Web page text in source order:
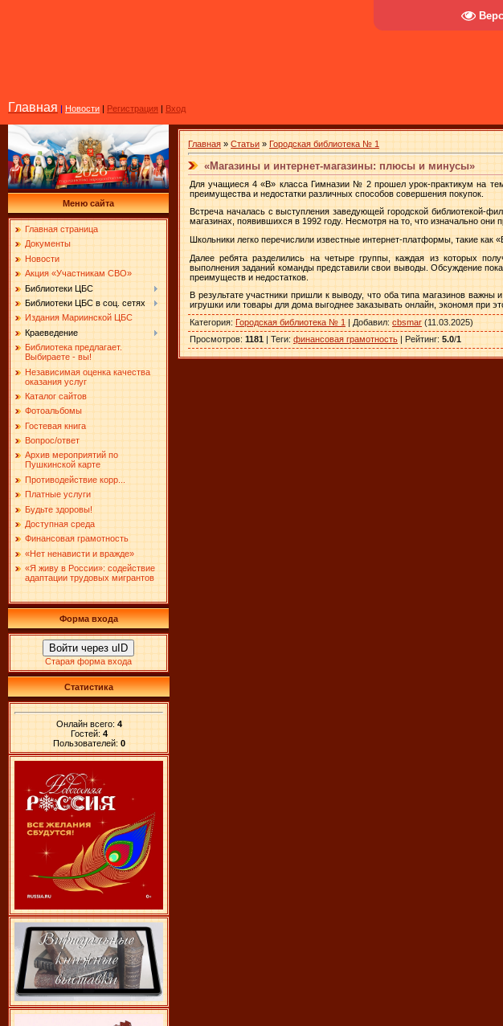
Главная | Новости | Регистрация | Вход
Меню сайта
Главная страница
Документы
Новости
Акция «Участникам СВО»
Библиотеки ЦБС
Библиотеки ЦБС в соц. сетях
Издания Мариинской ЦБС
Краеведение
Библиотека предлагает.
Выбираете - вы!
Независимая оценка качества
оказания услуг
Каталог сайтов
Фотоальбомы
Гостевая книга
Вопрос/ответ
Архив мероприятий по
Пушкинской карте
Противодействие корр...
Платные услуги
Будьте здоровы!
Доступная среда
Финансовая грамотность
«Нет ненависти и вражде»
«Я живу в России»: содействие
адаптации трудовых мигрантов
Форма входа
Войти через uID
Старая форма входа
Статистика
Онлайн всего: 4
Гостей: 4
Пользователей: 0
Главная » Статьи » Городская библиотека № 1
«Магазины и интернет-магазины: плюсы и минусы»
Для учащиеся 4 «В» класса Гимназии № 2 прошел урок-практикум на
преимущества и недостатки различных способов совершения покупок.
Встреча началась с выступления заведующей городской библиотекой-
магазинах, появившихся в 1992 году. Несмотря на то, что изначально
Школьники легко перечислили известные интернет-платформы, такие
Далее ребята разделились на четыре группы, каждая из которых
выполнения заданий команды представили свои выводы. Обсуждение
преимуществ и недостатков.
В результате участники пришли к выводу, что оба типа магазинов
игрушки или товары для дома выгоднее заказывать онлайн, экономя при
Категория: Городская библиотека № 1 | Добавил: cbsmar (11.03.2025)
Просмотров: 1181 | Теги: финансовая грамотность | Рейтинг: 5.0/1